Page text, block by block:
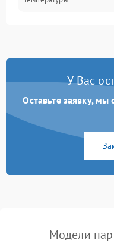
Ошибка платы
Не сохраняет настройки
Не подает пар
У Вас
Оставьте заявку,
Модели